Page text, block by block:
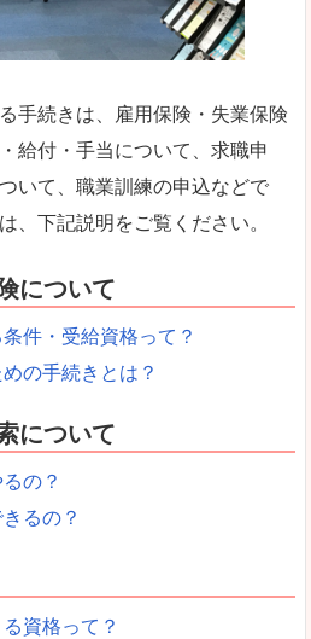
手続きは、雇用保険・失業保険
給付・手当について、求職申
いて、職業訓練の申込などで
、下記説明をご覧ください。
について
件・受給資格って？
の手続きとは？
について
の？
るの？
資格って？